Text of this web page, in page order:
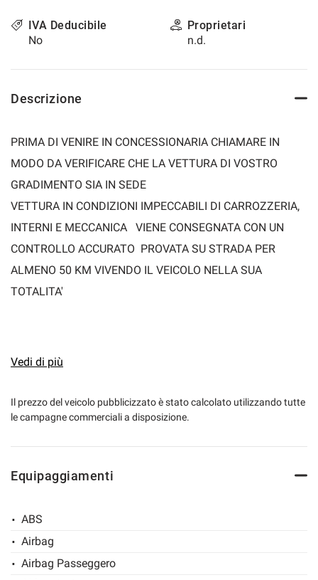
IVA Deducibile
No
Proprietari
n.d.
Descrizione
PRIMA DI VENIRE IN CONCESSIONARIA CHIAMARE IN
MODO DA VERIFICARE CHE LA VETTURA DI VOSTRO
GRADIMENTO SIA IN SEDE
VETTURA IN CONDIZIONI IMPECCABILI DI CARROZZERIA,
INTERNI E MECCANICA VIENE CONSEGNATA CON UN
CONTROLLO ACCURATO PROVATA SU STRADA PER
ALMENO 50 KM VIVENDO IL VEICOLO NELLA SUA
TOTALITA'
TELEFONO!
• Prezzo di vendita Marro automobili FISSO E
TRASPARENTE € 18.350,00+ passaggio di proprietà +
DISPLAY
SENSORI PARKEGGIO POSTERIORI
5 POSTI
4X4
Vedi di più
Il prezzo del veicolo pubblicizzato è stato calcolato utilizzando tutte
le campagne commerciali a disposizione.
Equipaggiamenti
ABS
Airbag
Airbag Passeggero